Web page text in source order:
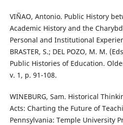
VIÑAO, Antonio. Public History
Academic History and the
Personal and Institutional
BRASTER, S.; DEL POZO, M. M.
Public Histories of Education.
v. 1, p. 91-108.
WINEBURG, Sam. Historical
Acts: Charting the Future of
Pennsylvania: Temple University